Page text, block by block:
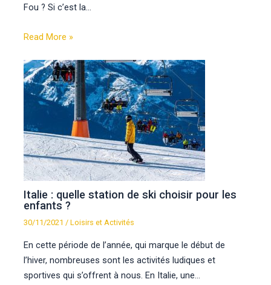
Fou ? Si c’est la…
Read More »
Italie : quelle station de ski choisir pour les
enfants ?
30/11/2021/Loisirs et Activités
En cette période de l’année, qui marque le début de
l’hiver, nombreuses sont les activités ludiques et
sportives qui s’offrent à nous. En Italie, une…